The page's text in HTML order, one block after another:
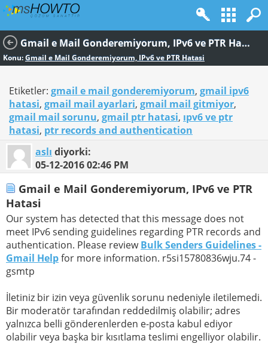
Gmail e Mail Gonderemiyorum, IPv6 ve PTR Hatasi
Konu:Gmail e Mail Gonderemiyorum, IPv6 ve PTR Hatasi
Etiketler: gmail e mail gonderemiyorum, gmail ipv6
hatasi, gmail mail ayarlari, gmail mail gitmiyor,
gmail mail sorunu, gmail ptr hatasi, ıpv6 ve ptr
hatasi, ptr records and authentication
aslı diyorki:
05-12-201602:46 PM
Gmail e Mail Gonderemiyorum, IPv6 ve PTR
Hatasi
Our system has detected that this message does not
meet IPv6 sending guidelines regarding PTR records and
authentication. Please reviewBulk Senders Guidelines -
Gmail Helpfor more information. r5si15780836wju.74 -
gsmtp
İletiniz bir izin veya güvenlik sorunu nedeniyle iletilemedi.
Bir moderatör tarafından reddedilmiş olabilir; adres
yalnızca belli gönderenlerden e-posta kabul ediyor
olabilir veya başka bir kısıtlama teslimi engelliyor olabilir.